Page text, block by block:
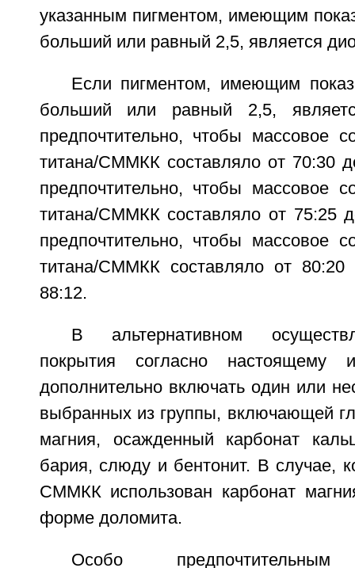
указанным пигментом, имеющим
больший или равный 2,5, является
Если пигментом, имеющим
больший или равный 2,5,
предпочтительно, чтобы массовое
титана/СММКК составляло от 70:30
предпочтительно, чтобы массовое
титана/СММКК составляло от 75:25
предпочтительно, чтобы массовое
титана/СММКК составляло от
88:12.
В альтернативном
покрытия согласно настоящему
дополнительно включать один или
выбранных из группы, включающей
магния, осажденный карбонат
бария, слюду и бентонит. В случае,
СММКК использован карбонат
форме доломита.
Особо предпочтительным